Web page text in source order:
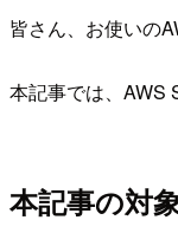
皆さん、お使いの
本記事では、AWS
本記事の対